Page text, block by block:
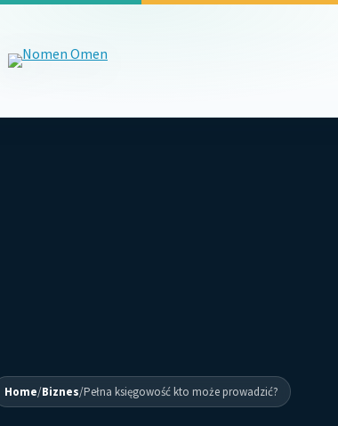
Home/Biznes/Pełna księgowość kto może prowadzić?